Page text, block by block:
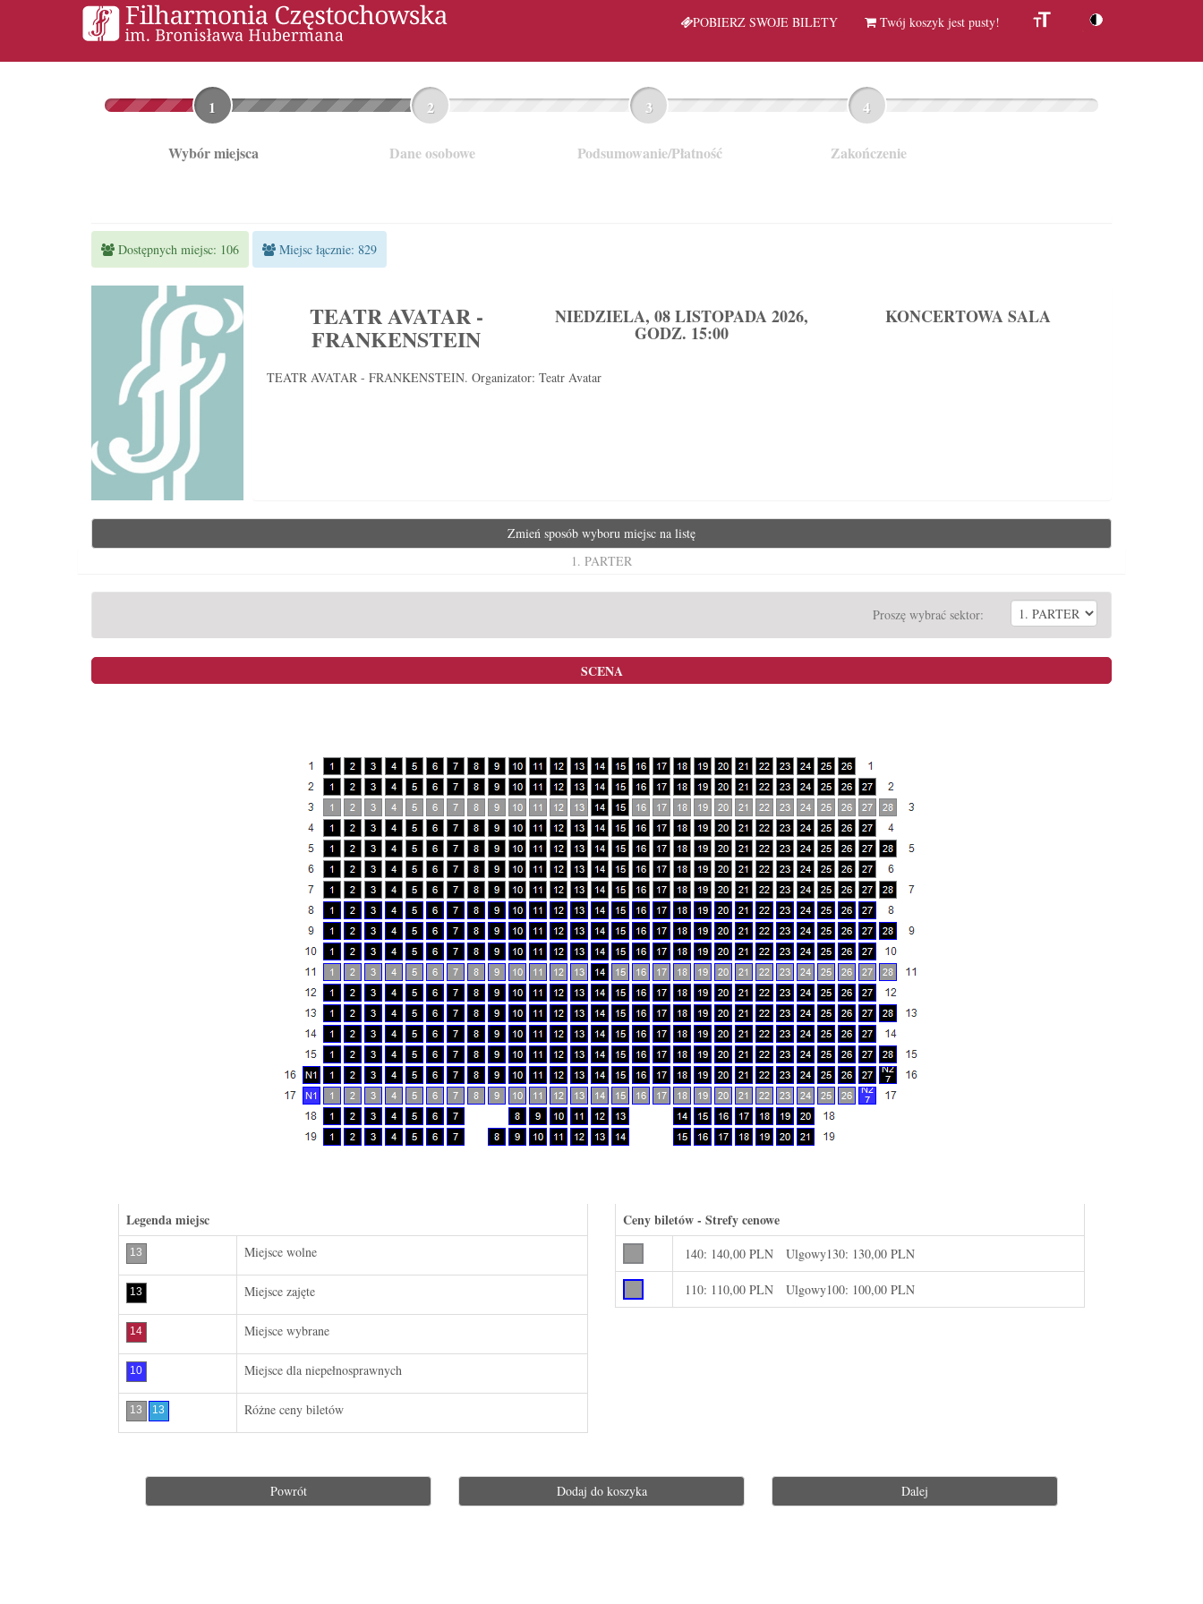
POBIERZ SWOJE BILETY Twój koszyk jest pusty!
Lista
Wybór miejsca Dane osobowe Podsumowanie/Płatność Zakończenie
Dostępnych miejsc: 106 Miejsc łącznie: 829
TEATR AVATAR -
FRANKENSTEIN
NIEDZIELA, 08 LISTOPADA 2026,
GODZ. 15:00
KONCERTOWA SALA
TEATR AVATAR - FRANKENSTEIN. Organizator: Teatr Avatar
Zmień sposób wyboru miejsc na listę
1. PARTER
Proszę wybrać sektor:
SCENA
Legenda miejsc
Miejsce wolne
Miejsce zajęte
Miejsce wybrane
Miejsce dla niepełnosprawnych
Różne ceny biletów
Ceny biletów - Strefy cenowe
140: 140,00 PLN Ulgowy130: 130,00 PLN
110: 110,00 PLN Ulgowy100: 100,00 PLN
Powrót Dodaj do koszyka Dalej